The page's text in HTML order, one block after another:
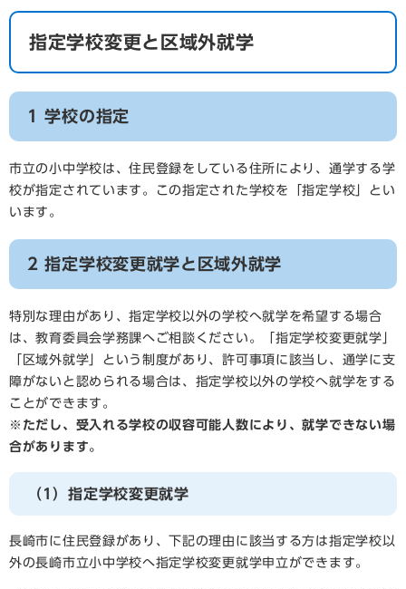
指定学校変更と区域外就学
1 学校の指定
市立の小中学校は、住民登録をしている住所により、通学する学
校が指定されています。この指定された学校を「指定学校」とい
います。
2 指定学校変更就学と区域外就学
特別な理由があり、指定学校以外の学校へ就学を希望する場合
は、教育委員会学務課へご相談ください。「指定学校変更就学」
「区域外就学」という制度があり、許可事項に該当し、通学に支
障がないと認められる場合は、指定学校以外の学校へ就学をする
ことができます。
※ただし、受入れる学校の収容可能人数により、就学できない場
合があります。
（1）指定学校変更就学
長崎市に住民登録があり、下記の理由に該当する方は指定学校以
外の長崎市立小中学校へ指定学校変更就学申立ができます。